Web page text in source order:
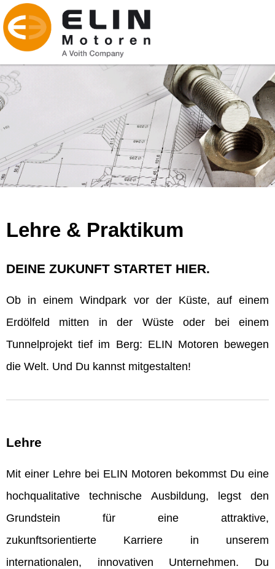
Lehre & Praktikum
DEINE ZUKUNFT STARTET HIER.
Ob in einem Windpark vor der Küste, auf einem
Erdölfeld mitten in der Wüste oder bei einem
Tunnelprojekt tief im Berg: ELIN Motoren bewegen
die Welt. Und Du kannst mitgestalten!
Lehre
Mit einer Lehre bei ELIN Motoren bekommst Du eine
hochqualitative technische Ausbildung, legst den
Grundstein für eine attraktive,
zukunftsorientierte Karriere in unserem
internationalen, innovativen Unternehmen. Du